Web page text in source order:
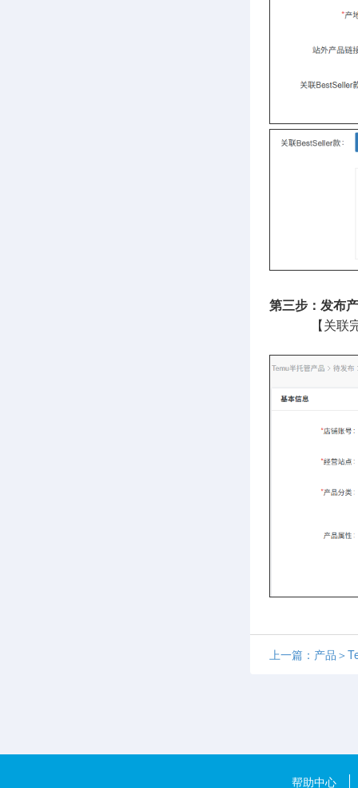
第三步：发布
【关联完成
上一篇：产品＞
帮助中心